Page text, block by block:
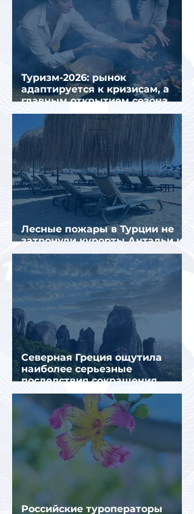
Туризм-2026: рынок
адаптируется к кризисам, а
главным открытием сезона
стал Вьетнам
Лесные пожары в Турции не
затронули курорты Антальи и
Муглы
Северная Греция ощутила
наиболее серьезные
последствия сокращения
турпотока из России
Российские туроператоры